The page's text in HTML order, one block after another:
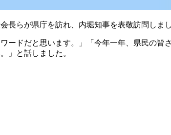
らが県庁を訪れ、内堀知事を表敬訪問しまし
ドだと思います。」「今年一年、県民の皆
」と話しました。